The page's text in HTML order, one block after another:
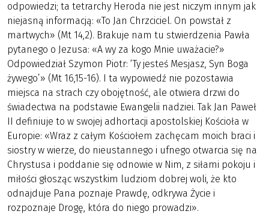
odpowiedzi; ta tetrarchy Heroda nie jest niczym innym jak
niejasną informacją: «To Jan Chrzciciel. On powstał z
martwych» (Mt 14,2). Brakuje nam tu stwierdzenia Pawła
pytanego o Jezusa: «A wy za kogo Mnie uważacie?»
Odpowiedział Szymon Piotr: ‘Ty jesteś Mesjasz, Syn Boga
żywego’» (Mt 16,15-16). I ta wypowiedź nie pozostawia
miejsca na strach czy obojętność, ale otwiera drzwi do
świadectwa na podstawie Ewangelii nadziei. Tak Jan Paweł
II definiuje to w swojej adhortacji apostolskiej Kościoła w
Europie: «Wraz z całym Kościołem zachęcam moich braci i
siostry w wierze, do nieustannego i ufnego otwarcia się na
Chrystusa i poddanie się odnowie w Nim, z siłami pokoju i
miłości głosząc wszystkim ludziom dobrej woli, że kto
odnajduje Pana poznaje Prawdę, odkrywa Życie i
rozpoznaje Drogę, która do niego prowadzi».